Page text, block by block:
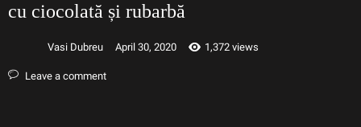
cu ciocolată și rubarbă
Vasi Dubreu April 30, 2020 1,372 views
Leave a comment